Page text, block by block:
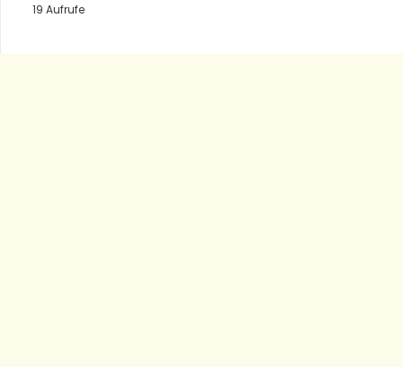
19 Aufrufe